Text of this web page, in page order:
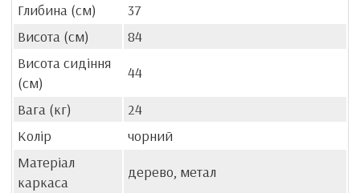
Глибина (см)
37
Висота (см)
84
Висота сидіння
(см)
44
Вага (кг)
24
Колір
чорний
Матеріал
каркаса
дерево, метал